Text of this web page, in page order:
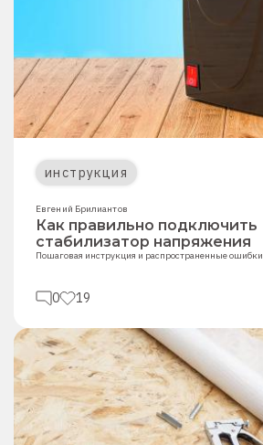
инструкция
Евгений Брилиантов
Как правильно подключить
стабилизатор напряжения
Пошаговая инструкция и распространенные ошибки
0 19